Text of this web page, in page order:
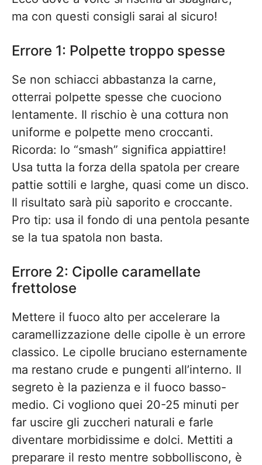
ma con questi consigli sarai al sicuro!
Errore 1: Polpette troppo spesse
Se non schiacci abbastanza la carne,
otterrai polpette spesse che cuociono
lentamente. Il rischio è una cottura non
uniforme e polpette meno croccanti.
Ricorda: lo “smash” significa appiattire!
Usa tutta la forza della spatola per creare
pattie sottili e larghe, quasi come un disco.
Il risultato sarà più saporito e croccante.
Pro tip: usa il fondo di una pentola pesante
se la tua spatola non basta.
Errore 2: Cipolle caramellate
frettolose
Mettere il fuoco alto per accelerare la
caramellizzazione delle cipolle è un errore
classico. Le cipolle bruciano esternamente
ma restano crude e pungenti all’interno. Il
segreto è la pazienza e il fuoco basso-
medio. Ci vogliono quei 20-25 minuti per
far uscire gli zuccheri naturali e farle
diventare morbidissime e dolci. Mettiti a
preparare il resto mentre sobbolliscono, è